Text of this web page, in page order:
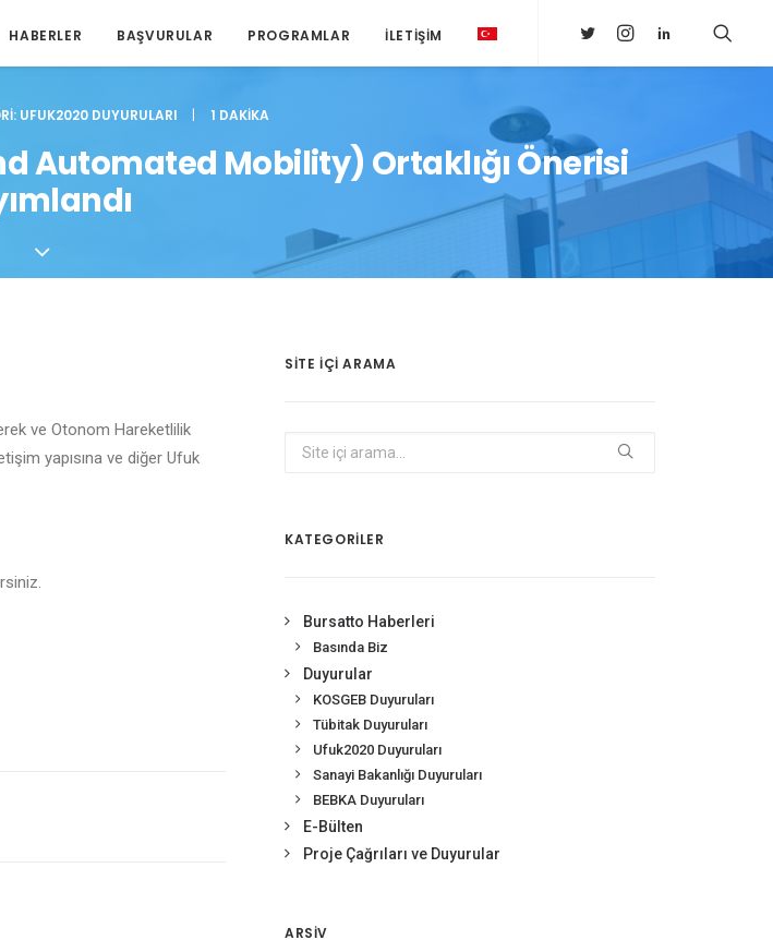
HABERLER BAŞVURULAR PROGRAMLAR İLETIŞIM
UFUK2020 DUYURULARI | 1 DAKIKA
Automated Mobility) Ortaklığı Önerisi
ve Otonom Hareketlilik
yapısına ve diğer Ufuk
SITE IÇI ARAMA
KATEGORİLER
Bursatto Haberleri
Basında Biz
Duyurular
KOSGEB Duyuruları
Tübitak Duyuruları
Ufuk2020 Duyuruları
Sanayi Bakanlığı Duyuruları
BEBKA Duyuruları
E-Bülten
Proje Çağrıları ve Duyurular
ARSIV